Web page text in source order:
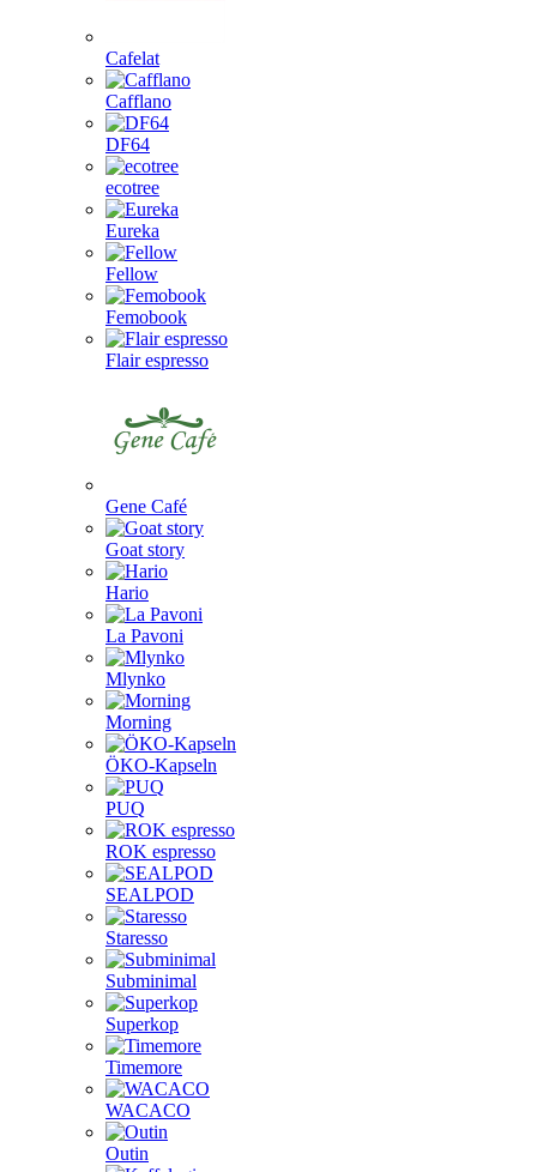
Cafelat
Cafflano
DF64
ecotree
Eureka
Fellow
Femobook
Flair espresso
Gene Café
Goat story
Hario
La Pavoni
Mlynko
Morning
ÖKO-Kapseln
PUQ
ROK espresso
SEALPOD
Staresso
Subminimal
Superkop
Timemore
WACACO
Outin